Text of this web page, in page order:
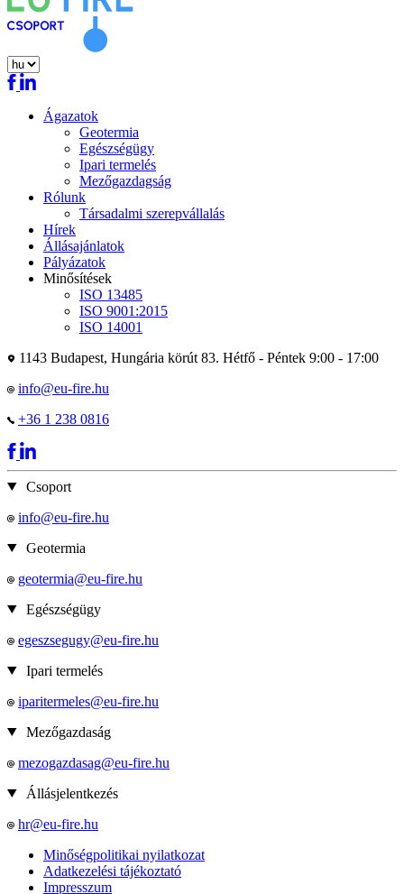
Ágazatok
Geotermia
Egészségügy
Ipari termelés
Mezőgazdagság
Rólunk
Társadalmi szerepvállalás
Hírek
Állásajánlatok
Pályázatok
Minősítések
ISO 13485
ISO 9001:2015
ISO 14001
1143 Budapest, Hungária körút 83. Hétfő - Péntek 9:00 - 17:00
info@eu-fire.hu
+36 1 238 0816
Csoport
info@eu-fire.hu
Geotermia
geotermia@eu-fire.hu
Egészségügy
egeszsegugy@eu-fire.hu
Ipari termelés
iparitermeles@eu-fire.hu
Mezőgazdaság
mezogazdasag@eu-fire.hu
Állásjelentkezés
hr@eu-fire.hu
Minőségpolitikai nyilatkozat
Adatkezelési tájékoztató
Impresszum